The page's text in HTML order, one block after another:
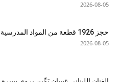
2026-08-05
حجز 1926 قطعة من المواد المدرسية
2026-08-05